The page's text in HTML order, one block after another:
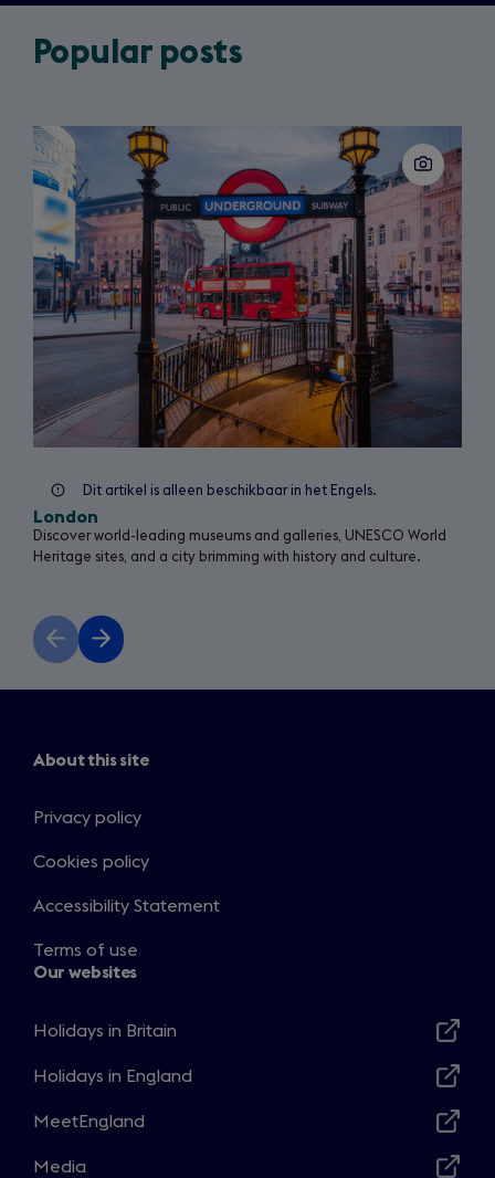
a
b
Popular posts
Slide
1
of
3
Dit artikel is alleen beschikbaar in het Engels.
London
Discover world-leading museums and galleries, UNESCO World
Heritage sites, and a city brimming with history and culture.
Previous
slide
Next
slide
About this site
Privacy policy
Cookies policy
Accessibility Statement
Terms of use
Our websites
Holidays in Britain
in
new
Holidays in England
in
new
MeetEngland
in
Media